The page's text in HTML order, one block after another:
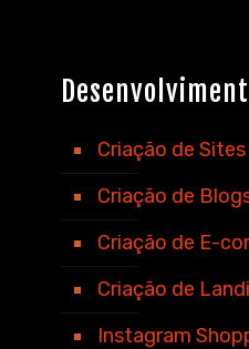
Criação de Sites
Criação de
Criação de E-
Criação de
Instagram